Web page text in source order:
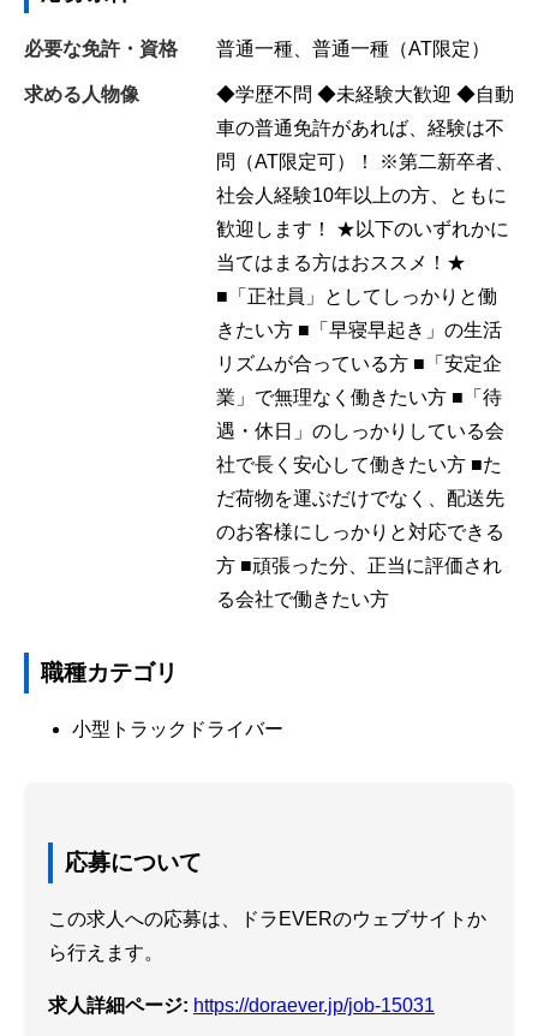
必要な免許・資格 普通一種、普通一種（AT限定）
求める人物像
◆学歴不問 ◆未経験大歓迎 ◆自動
車の普通免許があれば、経験は不
問（AT限定可）！ ※第二新卒者、
社会人経験10年以上の方、ともに
歓迎します！ ★以下のいずれかに
当てはまる方はおススメ！★
■「正社員」としてしっかりと働
きたい方 ■「早寝早起き」の生活
リズムが合っている方 ■「安定企
業」で無理なく働きたい方 ■「待
遇・休日」のしっかりしている会
社で長く安心して働きたい方 ■た
だ荷物を運ぶだけでなく、配送先
のお客様にしっかりと対応できる
方 ■頑張った分、正当に評価され
る会社で働きたい方
職種カテゴリ
小型トラックドライバー
応募について
この求人への応募は、ドラEVERのウェブサイトか
ら行えます。
求人詳細ページ: https://doraever.jp/job-15031